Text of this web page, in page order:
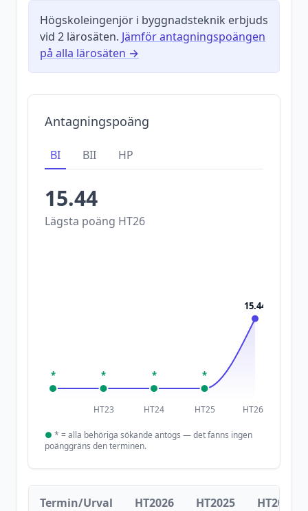
Högskoleingenjör i byggnadsteknik erbjuds
vid 2 lärosäten. Jämför antagningspoängen
på alla lärosäten →
Antagningspoäng
BI BII HP
15.44
Lägsta poäng HT26
HT23 HT24 HT25 HT26
* * * *
15.44
● * = alla behöriga sökande antogs — det fanns ingen
poänggräns den terminen.
Termin/Urval HT2026 HT2025 HT2024